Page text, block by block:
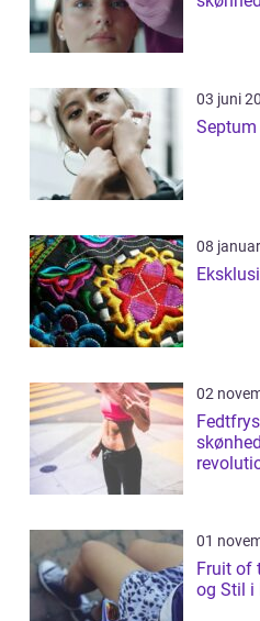
03 juni
08
02
01
Fruit of
og Stil i